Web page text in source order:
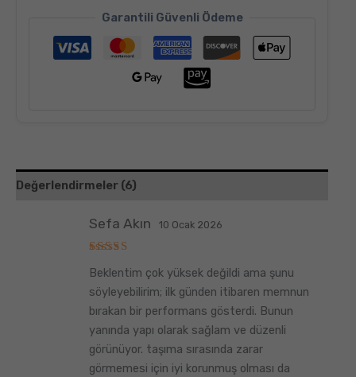
Garantili Güvenli Ödeme
Değerlendirmeler (6)
üzerinden
oy aldı
Sefa Akın 10 Ocak 2026
Beklentim çok yüksek değildi ama şunu
söyleyebilirim; ilk günden itibaren memnun
bırakan bir performans gösterdi. Bunun
yanında yapı olarak sağlam ve düzenli
görünüyor. taşıma sırasında zarar
görmemesi için iyi korunmuş olması da